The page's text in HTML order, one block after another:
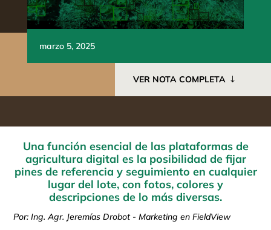
marzo 5, 2025
VER NOTA COMPLETA
Una función esencial de las plataformas de
agricultura digital es la posibilidad de fijar
pines de referencia y seguimiento en cualquier
lugar del lote, con fotos, colores y
descripciones de lo más diversas.
Por: Ing. Agr. Jeremías Drobot - Marketing en FieldView